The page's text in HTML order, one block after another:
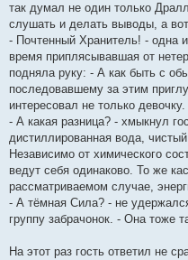
так думал не один только
слушать и делать выводы, а
- Почтенный Хранитель! - одна
время приплясывавшая от
подняла руку: - А как быть с
последовавшему за этим
интересовал не только девочку.
- А какая разница? - хмыкнул
дистиллированная вода,
Независимо от химического
ведут себя одинаково. То же
рассматриваемом случае,
- А тёмная Сила? - не
группу забрачонок. - Она тоже
На этот раз гость ответил не